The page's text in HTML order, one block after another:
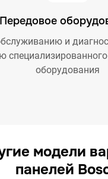
Передовое
и
оборудования
модели
панелей